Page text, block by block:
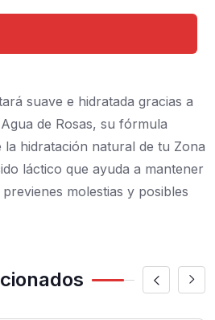
suave e hidratada gracias a
de Rosas, su fórmula
la hidratación natural de tu Zona
láctico que ayuda a mantener
molestias y posibles